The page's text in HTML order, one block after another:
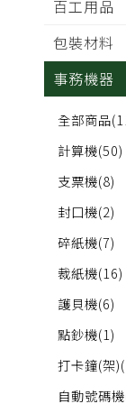
百工用品
包裝材料
事務機器
全部商品
計算機(50)
支票機(8)
封口機(2)
碎紙機(7)
裁紙機(16)
護貝機(6)
點鈔機(1)
打卡鐘(架)
自動號碼機